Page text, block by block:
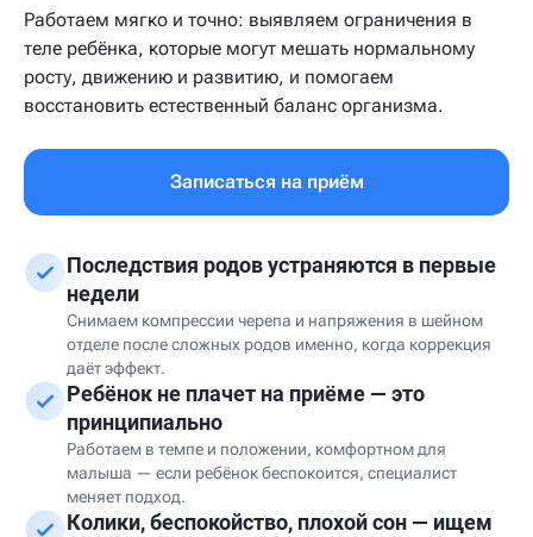
Работаем мягко и точно: выявляем ограничения в
теле ребёнка, которые могут мешать нормальному
росту, движению и развитию, и помогаем
восстановить естественный баланс организма.
Записаться на приём
Последствия родов устраняются в первые
недели
Снимаем компрессии черепа и напряжения в шейном
отделе после сложных родов именно, когда коррекция
даёт эффект.
Ребёнок не плачет на приёме — это
принципиально
Работаем в темпе и положении, комфортном для
малыша — если ребёнок беспокоится, специалист
меняет подход.
Колики, беспокойство, плохой сон — ищем